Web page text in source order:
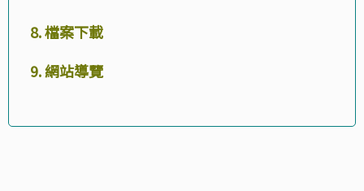
8. 檔案下載
9. 網站導覽